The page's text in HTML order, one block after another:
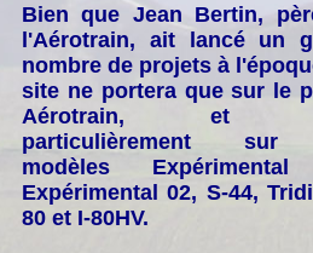
Bien que Jean Bertin,
l'Aérotrain, ait lancé un
nombre de projets à
site ne portera que sur le
Aérotrain, et
particulièrement
modèles
Expérimental 02, S-44,
80 et I-80HV.